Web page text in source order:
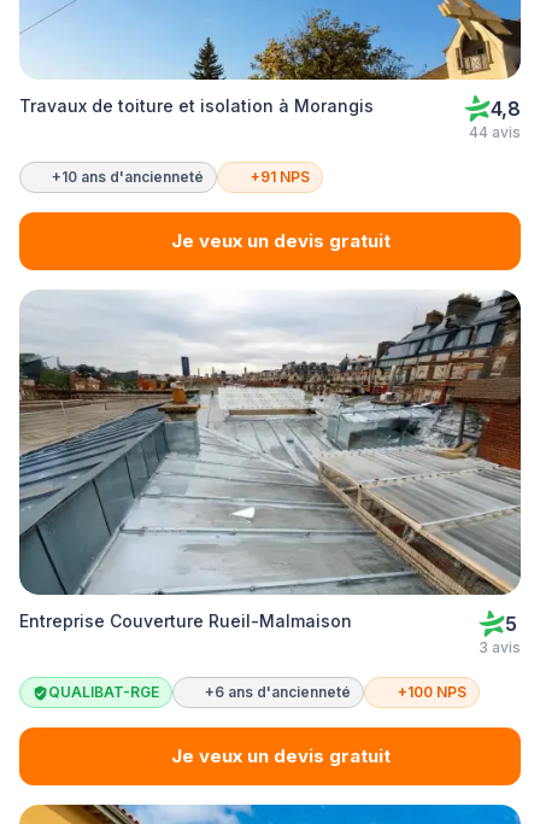
Travaux de toiture et isolation à Morangis 4,8
44 avis
+10 ans d'ancienneté +91 NPS
Je veux un devis gratuit
Entreprise Couverture Rueil-Malmaison 5
3 avis
QUALIBAT-RGE +6 ans d'ancienneté +100 NPS
Je veux un devis gratuit